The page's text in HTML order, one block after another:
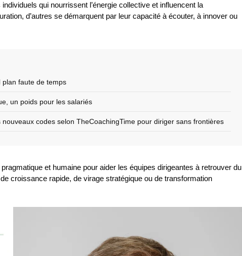
qui nourrissent l’énergie collective et influencent la
d’autres se démarquent par leur capacité à écouter, à innover ou
plan faute de temps
un poids pour les salariés
codes selon TheCoachingTime pour diriger sans frontières
et humaine pour aider les équipes dirigeantes à retrouver du
croissance rapide, de virage stratégique ou de transformation